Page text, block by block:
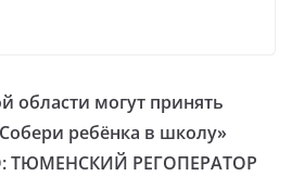
области могут принять
ребёнка в школу»
ТЮМЕНСКИЙ РЕГОПЕРАТОР